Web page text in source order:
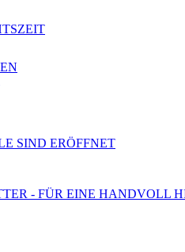
SIND ERÖFFNET
- FÜR EINE HANDVOLL